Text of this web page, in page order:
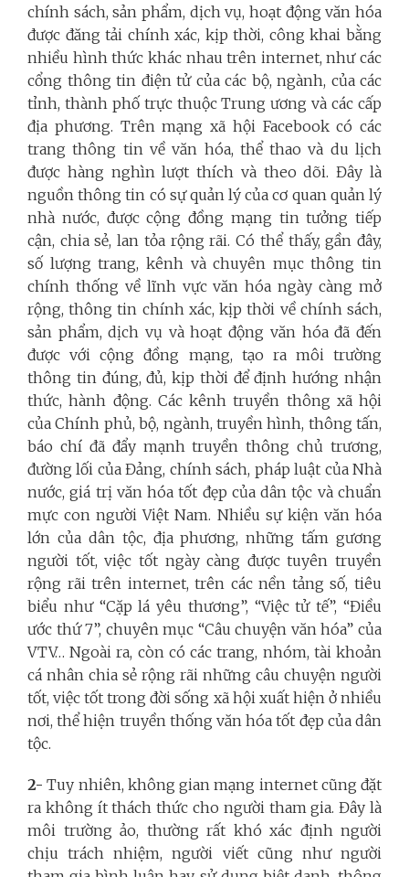
chính sách, sản phẩm, dịch vụ, hoạt động văn hóa
được đăng tải chính xác, kịp thời, công khai bằng
nhiều hình thức khác nhau trên internet, như các
cổng thông tin điện tử của các bộ, ngành, của các
tỉnh, thành phố trực thuộc Trung ương và các cấp
địa phương. Trên mạng xã hội Facebook có các
trang thông tin về văn hóa, thể thao và du lịch
được hàng nghìn lượt thích và theo dõi. Đây là
nguồn thông tin có sự quản lý của cơ quan quản lý
nhà nước, được cộng đồng mạng tin tưởng tiếp
cận, chia sẻ, lan tỏa rộng rãi. Có thể thấy, gần đây,
số lượng trang, kênh và chuyên mục thông tin
chính thống về lĩnh vực văn hóa ngày càng mở
rộng, thông tin chính xác, kịp thời về chính sách,
sản phẩm, dịch vụ và hoạt động văn hóa đã đến
được với cộng đồng mạng, tạo ra môi trường
thông tin đúng, đủ, kịp thời để định hướng nhận
thức, hành động. Các kênh truyền thông xã hội
của Chính phủ, bộ, ngành, truyền hình, thông tấn,
báo chí đã đẩy mạnh truyền thông chủ trương,
đường lối của Đảng, chính sách, pháp luật của Nhà
nước, giá trị văn hóa tốt đẹp của dân tộc và chuẩn
mực con người Việt Nam. Nhiều sự kiện văn hóa
lớn của dân tộc, địa phương, những tấm gương
người tốt, việc tốt ngày càng được tuyên truyền
rộng rãi trên internet, trên các nền tảng số, tiêu
biểu như “Cặp lá yêu thương”, “Việc tử tế”, “Điều
ước thứ 7”, chuyên mục “Câu chuyện văn hóa” của
VTV… Ngoài ra, còn có các trang, nhóm, tài khoản
cá nhân chia sẻ rộng rãi những câu chuyện người
tốt, việc tốt trong đời sống xã hội xuất hiện ở nhiều
nơi, thể hiện truyền thống văn hóa tốt đẹp của dân
tộc.
2- Tuy nhiên, không gian mạng internet cũng đặt
ra không ít thách thức cho người tham gia. Đây là
môi trường ảo, thường rất khó xác định người
chịu trách nhiệm, người viết cũng như người